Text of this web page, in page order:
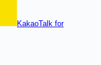
KakaoTalk for